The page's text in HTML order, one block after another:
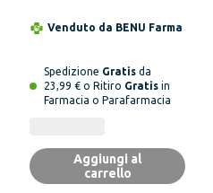
e Desquamazione
Venduto da BENU Farma
Spedizione Gratis da
23,99 € o Ritiro Gratis in
Farmacia o Parafarmacia
Aggiungi al
carrello